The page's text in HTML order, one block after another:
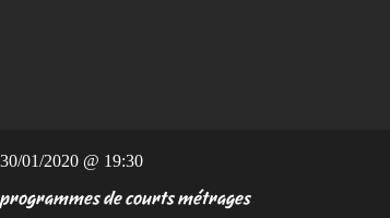
30/01/2020 @ 19:30
programmes de courts métrages